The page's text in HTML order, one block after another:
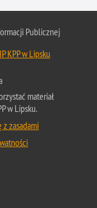
Publicznej
KPP w Lipsku
materiał
w Lipsku.
z zasadami